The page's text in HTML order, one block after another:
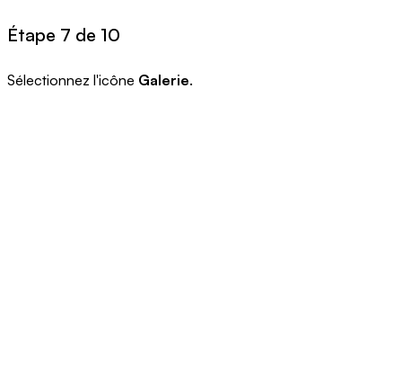
Étape 7 de 10
Sélectionnez l'icône Galerie.